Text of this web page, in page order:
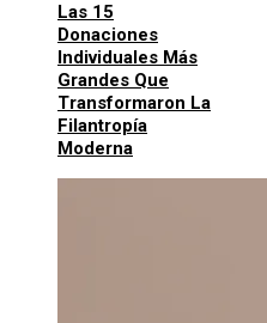
Las 15
Donaciones
Individuales Más
Grandes Que
Transformaron La
Filantropía
Moderna